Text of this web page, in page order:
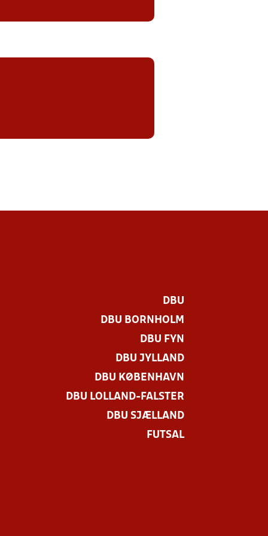
DBU
DBU BORNHOLM
DBU FYN
DBU JYLLAND
DBU KØBENHAVN
DBU LOLLAND-FALSTER
DBU SJÆLLAND
FUTSAL